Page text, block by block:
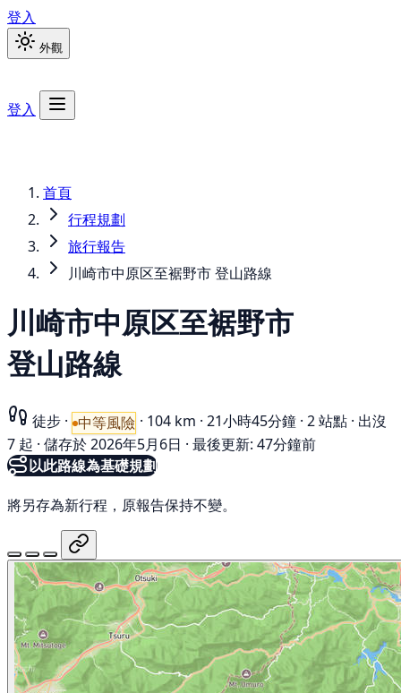
登入
外觀
登入
首頁
行程規劃
旅行報告
川崎市中原区至裾野市 登山路線
川崎市中原区至裾野市
登山路線
徒步 · 中等風險 · 104 km · 21小時45分鐘 · 2 站點 · 出沒
7 起 · 儲存於 2026年5月6日 · 最後更新: 47分鐘前
以此路線為基礎規劃
將另存為新行程，原報告保持不變。